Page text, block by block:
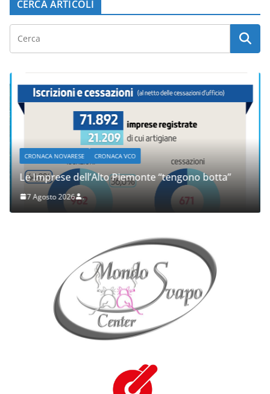
CERCA ARTICOLI
CRONACA NOVARESE CRONACA VCO
Le Imprese dell’Alto Piemonte “tengono botta”
7 Agosto 2026 .